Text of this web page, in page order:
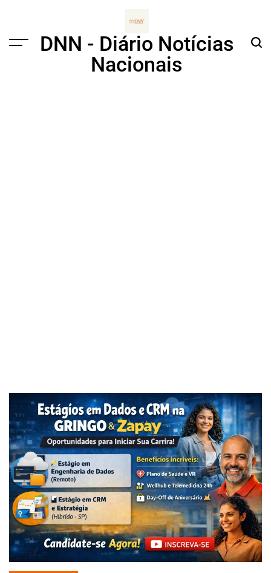
Menu
DNN - Diário Notícias
Nacionais